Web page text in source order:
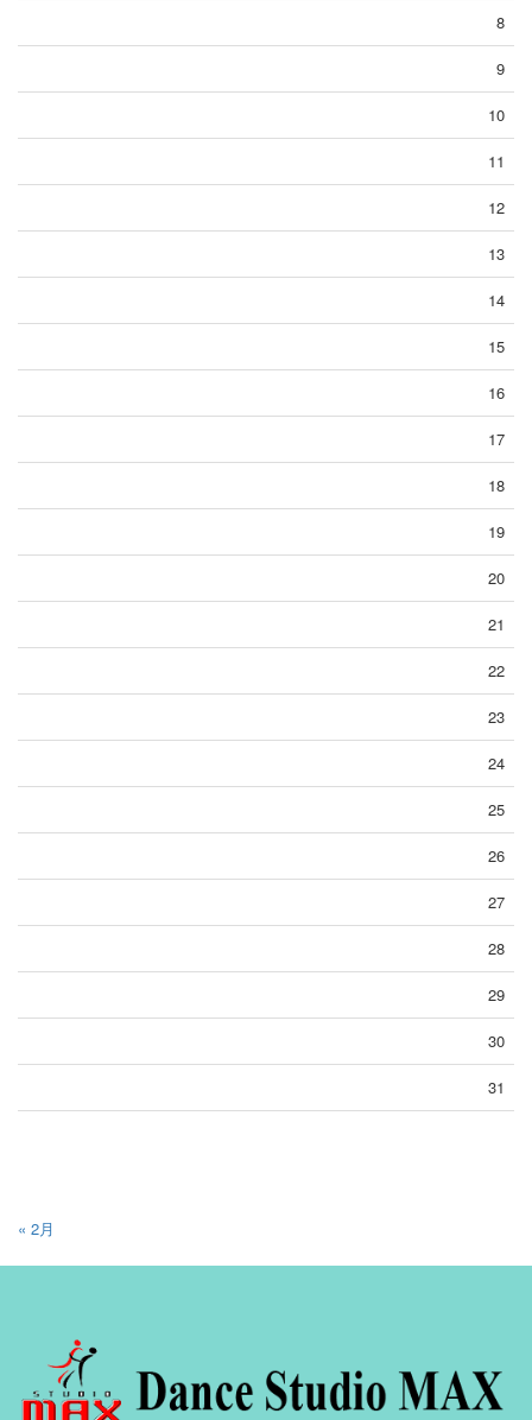
8
9
10
11
12
13
14
15
16
17
18
19
20
21
22
23
24
25
26
27
28
29
30
31
« 2月